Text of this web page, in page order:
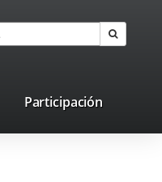
Participación